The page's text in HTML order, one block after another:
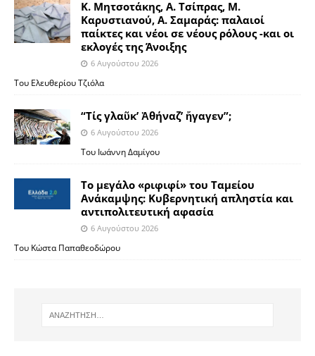
Κ. Μητσοτάκης, Α. Τσίπρας, Μ.
Καρυστιανού, Α. Σαμαράς: παλαιοί
παίκτες και νέοι σε νέους ρόλους -και οι
εκλογές της Άνοιξης
6 Αυγούστου 2026
Του Ελευθερίου Τζιόλα
“Τίς γλαῦκ’ Ἀθήναζ’ ἤγαγεν”;
6 Αυγούστου 2026
Του Ιωάννη Δαμίγου
Το μεγάλο «ριφιφί» του Ταμείου
Ανάκαμψης: Κυβερνητική απληστία και
αντιπολιτευτική αφασία
6 Αυγούστου 2026
Του Κώστα Παπαθεοδώρου